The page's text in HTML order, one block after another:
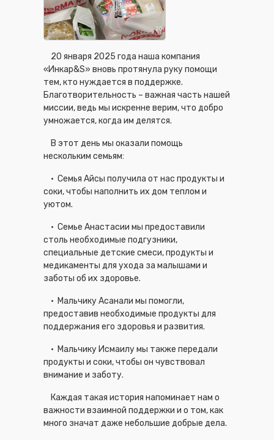
20 января 2025 года наша компания
«Инкар&S» вновь протянула руку помощи
тем, кто нуждается в поддержке.
Благотворительность – важная часть нашей
миссии, ведь мы искренне верим, что добро
умножается, когда им делятся.
В этот день мы оказали помощь
нескольким семьям:
· Семья Айсы получила от нас продукты и
соки, чтобы наполнить их дом теплом и
уютом.
· Семье Анастасии мы предоставили
столь необходимые подгузники,
специальные детские смеси, продукты и
медикаменты для ухода за малышами и
заботы об их здоровье.
· Мальчику Асанали мы помогли,
предоставив необходимые продукты для
поддержания его здоровья и развития.
· Мальчику Исмаилу мы также передали
продукты и соки, чтобы он чувствовал
внимание и заботу.
Каждая такая история напоминает нам о
важности взаимной поддержки и о том, как
много значат даже небольшие добрые дела.